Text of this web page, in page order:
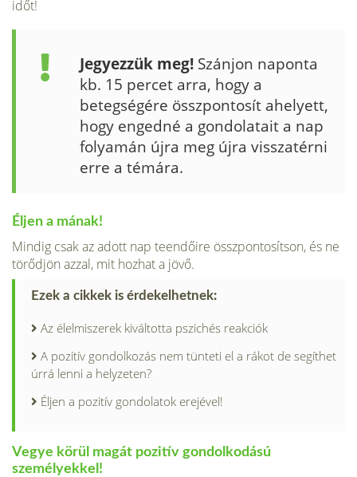
időt!
Jegyezzük meg! Szánjon naponta
kb. 15 percet arra, hogy a
betegségére összpontosít ahelyett,
hogy engedné a gondolatait a nap
folyamán újra meg újra visszatérni
erre a témára.
Éljen a mának!
Mindig csak az adott nap teendőire összpontosítson, és ne
törődjön azzal, mit hozhat a jövő.
Ezek a cikkek is érdekelhetnek:
Az élelmiszerek kiváltotta pszichés reakciók
A pozitív gondolkozás nem tünteti el a rákot de segíthet
úrrá lenni a helyzeten?
Éljen a pozitív gondolatok erejével!
Vegye körül magát pozitív gondolkodású
személyekkel!